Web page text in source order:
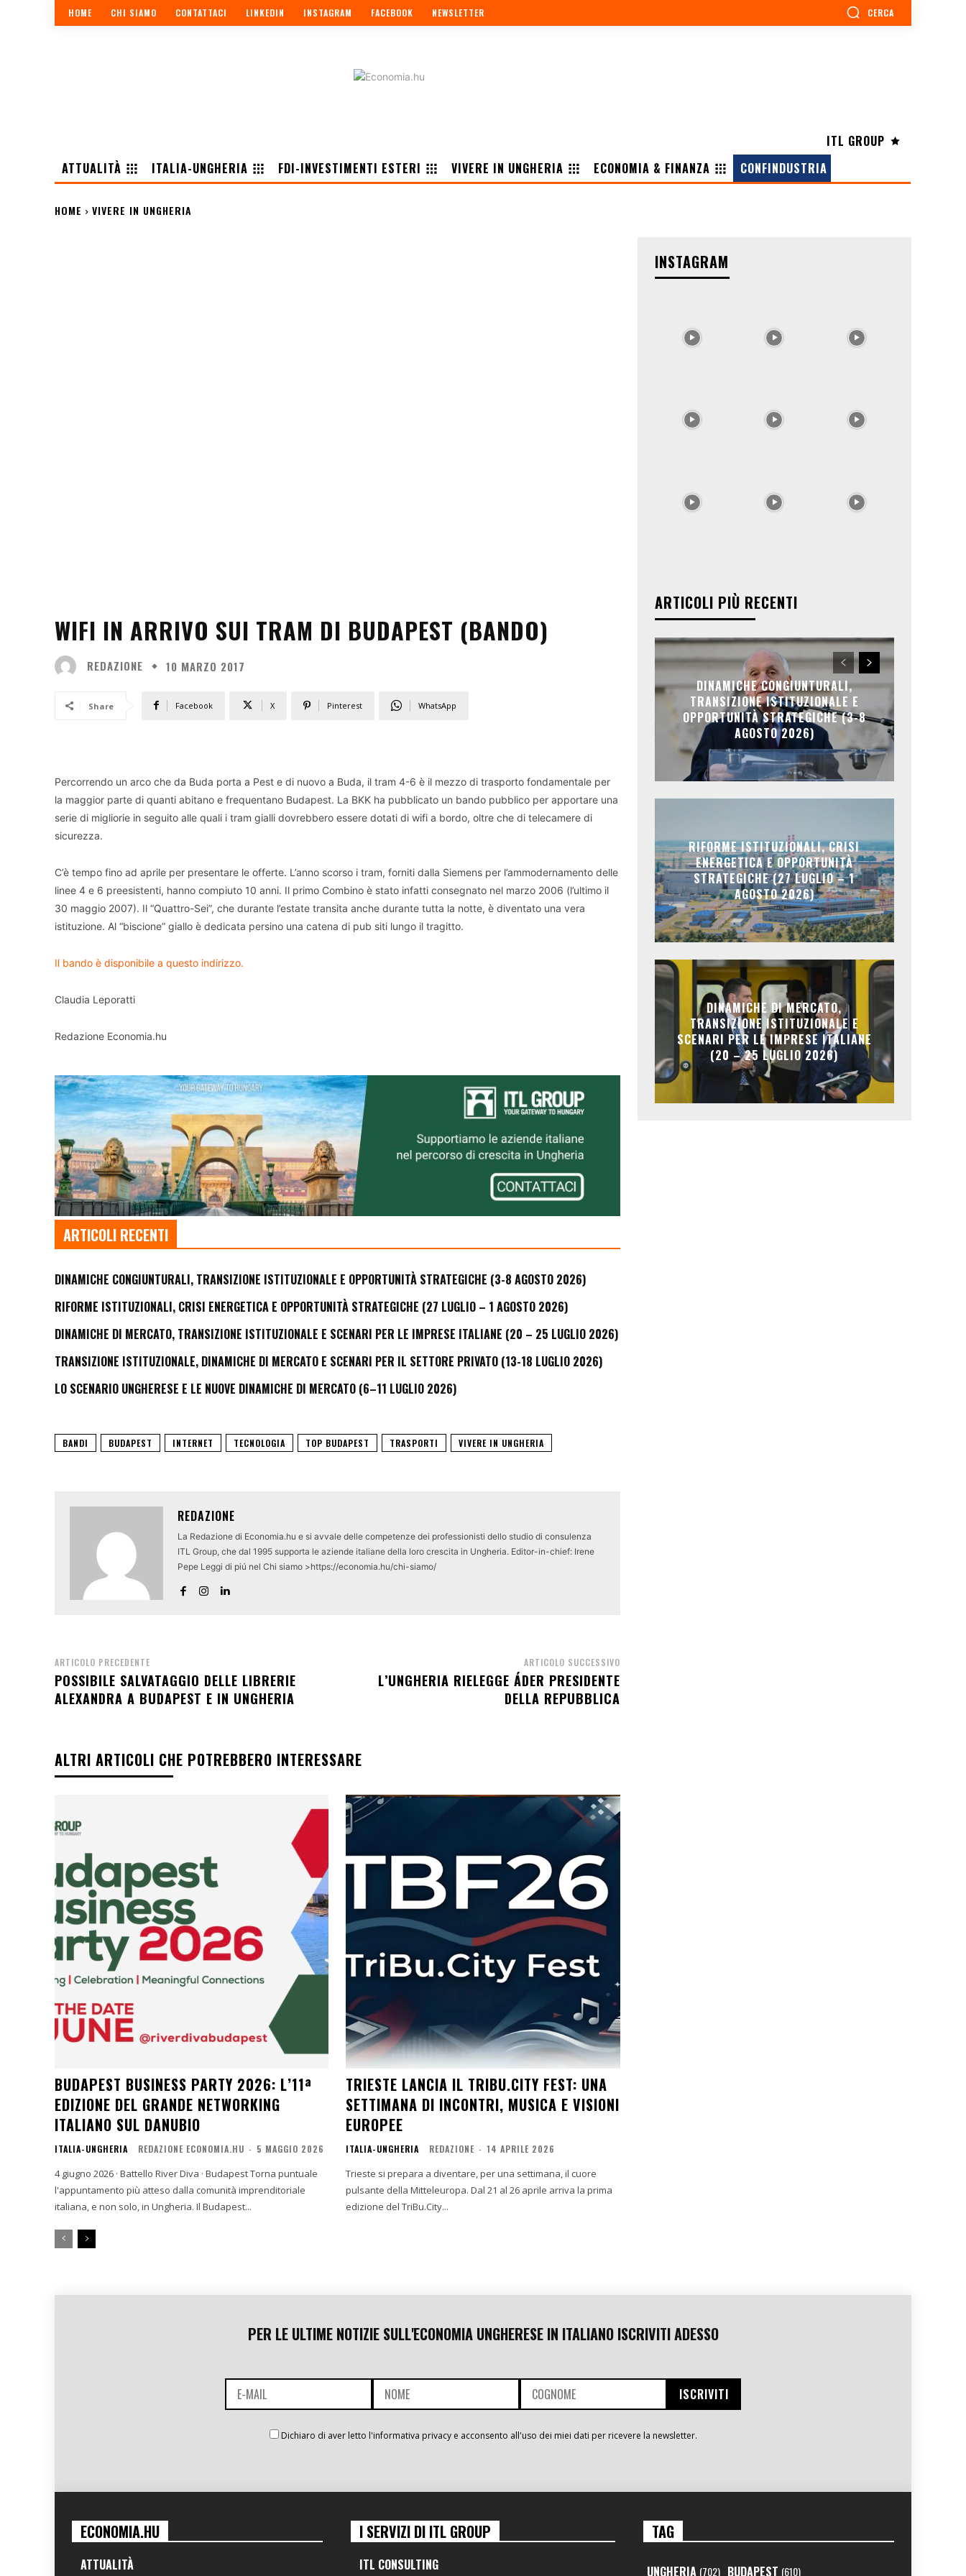
HOME CHI SIAMO CONTATTACI LINKEDIN INSTAGRAM FACEBOOK NEWSLETTER CERCA
ITL GROUP
ATTUALITÀ
ITALIA-UNGHERIA FDI-INVESTIMENTI ESTERI VIVERE IN UNGHERIA ECONOMIA & FINANZA CONFINDUSTRIA
HOME VIVERE IN UNGHERIA
WIFI IN ARRIVO SUI TRAM DI BUDAPEST (BANDO)
REDAZIONE 10 MARZO 2017
Share Facebook X Pinterest WhatsApp
Percorrendo un arco che da Buda porta a Pest e di nuovo a Buda, il tram 4-6 è il mezzo di trasporto fondamentale per
la maggior parte di quanti abitano e frequentano Budapest. La BKK ha pubblicato un bando pubblico per apportare una
serie di migliorie in seguito alle quali i tram gialli dovrebbero essere dotati di wifi a bordo, oltre che di telecamere di
sicurezza.
C’è tempo fino ad aprile per presentare le offerte. L’anno scorso i tram, forniti dalla Siemens per l’ammodernamento delle
linee 4 e 6 preesistenti, hanno compiuto 10 anni. Il primo Combino è stato infatti consegnato nel marzo 2006 (l’ultimo il
30 maggio 2007). Il “Quattro-Sei”, che durante l’estate transita anche durante tutta la notte, è diventato una vera
istituzione. Al “biscione” giallo è dedicata persino una catena di pub siti lungo il tragitto.
Il bando è disponibile a questo indirizzo.
Claudia Leporatti
Redazione Economia.hu
ARTICOLI RECENTI
DINAMICHE CONGIUNTURALI, TRANSIZIONE ISTITUZIONALE E OPPORTUNITÀ STRATEGICHE (3-8 AGOSTO 2026)
RIFORME ISTITUZIONALI, CRISI ENERGETICA E OPPORTUNITÀ STRATEGICHE (27 LUGLIO – 1 AGOSTO 2026)
DINAMICHE DI MERCATO, TRANSIZIONE ISTITUZIONALE E SCENARI PER LE IMPRESE ITALIANE (20 – 25 LUGLIO 2026)
TRANSIZIONE ISTITUZIONALE, DINAMICHE DI MERCATO E SCENARI PER IL SETTORE PRIVATO (13-18 LUGLIO 2026)
LO SCENARIO UNGHERESE E LE NUOVE DINAMICHE DI MERCATO (6–11 LUGLIO 2026)
BANDI BUDAPEST INTERNET TECNOLOGIA TOP BUDAPEST TRASPORTI VIVERE IN UNGHERIA
REDAZIONE
La Redazione di Economia.hu e si avvale delle competenze dei professionisti dello studio di consulenza
ITL Group, che dal 1995 supporta le aziende italiane della loro crescita in Ungheria. Editor-in-chief: Irene
Pepe Leggi di piú nel Chi siamo >https://economia.hu/chi-siamo/
ARTICOLO PRECEDENTE
POSSIBILE SALVATAGGIO DELLE LIBRERIE
ALEXANDRA A BUDAPEST E IN UNGHERIA
ARTICOLO SUCCESSIVO
L’UNGHERIA RIELEGGE ÁDER PRESIDENTE
DELLA REPUBBLICA
ALTRI ARTICOLI CHE POTREBBERO INTERESSARE
BUDAPEST BUSINESS PARTY 2026: L’11ª
EDIZIONE DEL GRANDE NETWORKING
ITALIANO SUL DANUBIO
ITALIA-UNGHERIA REDAZIONE ECONOMIA.HU - 5 MAGGIO 2026
4 giugno 2026 · Battello River Diva · Budapest Torna puntuale
l'appuntamento più atteso dalla comunità imprenditoriale
italiana, e non solo, in Ungheria. Il Budapest...
TRIESTE LANCIA IL TRIBU.CITY FEST: UNA
SETTIMANA DI INCONTRI, MUSICA E VISIONI
EUROPEE
ITALIA-UNGHERIA REDAZIONE - 14 APRILE 2026
Trieste si prepara a diventare, per una settimana, il cuore
pulsante della Mitteleuropa. Dal 21 al 26 aprile arriva la prima
edizione del TriBu.City...
INSTAGRAM
ARTICOLI PIÙ RECENTI
DINAMICHE CONGIUNTURALI,
TRANSIZIONE ISTITUZIONALE E
OPPORTUNITÀ STRATEGICHE (3-8
AGOSTO 2026)
RIFORME ISTITUZIONALI, CRISI
ENERGETICA E OPPORTUNITÀ
STRATEGICHE (27 LUGLIO – 1
AGOSTO 2026)
DINAMICHE DI MERCATO,
TRANSIZIONE ISTITUZIONALE E
SCENARI PER LE IMPRESE ITALIANE
(20 – 25 LUGLIO 2026)
PER LE ULTIME NOTIZIE SULL'ECONOMIA UNGHERESE IN ITALIANO ISCRIVITI ADESSO
Dichiaro di aver letto l'informativa privacy e acconsento all'uso dei miei dati per ricevere la newsletter.
ECONOMIA.HU
ATTUALITÀ
I SERVIZI DI ITL GROUP
ITL CONSULTING
TAG
UNGHERIA (702) BUDAPEST (610)